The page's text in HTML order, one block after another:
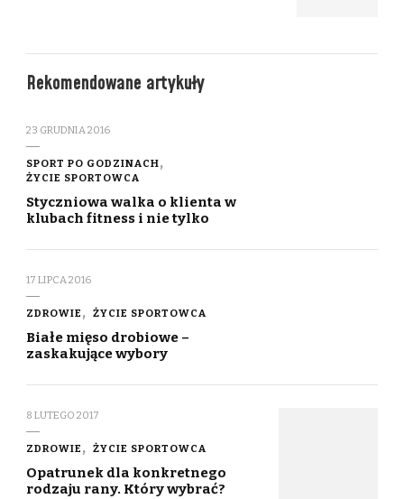
Rekomendowane artykuły
23 GRUDNIA 2016
SPORT PO GODZINACH
ŻYCIE SPORTOWCA
Styczniowa walka o klienta w
klubach fitness i nie tylko
17 LIPCA 2016
ZDROWIE ŻYCIE SPORTOWCA
Białe mięso drobiowe –
zaskakujące wybory
8 LUTEGO 2017
ZDROWIE ŻYCIE SPORTOWCA
Opatrunek dla konkretnego
rodzaju rany. Który wybrać?